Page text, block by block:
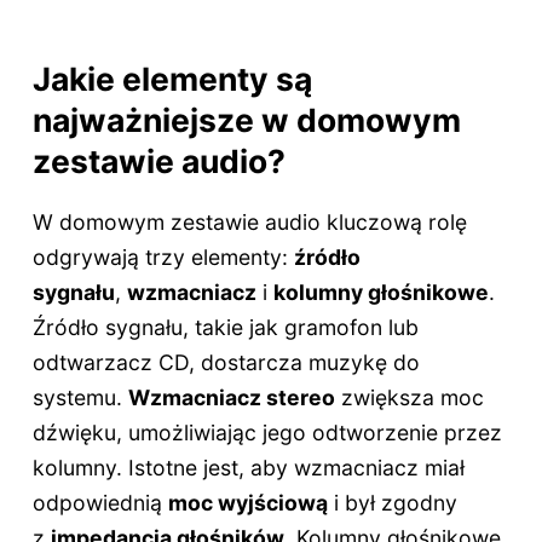
Jakie elementy są
najważniejsze w domowym
zestawie audio?
W domowym zestawie audio kluczową rolę
odgrywają trzy elementy: źródło
sygnału, wzmacniacz i kolumny głośnikowe.
Źródło sygnału, takie jak gramofon lub
odtwarzacz CD, dostarcza muzykę do
systemu. Wzmacniacz stereo zwiększa moc
dźwięku, umożliwiając jego odtworzenie przez
kolumny. Istotne jest, aby wzmacniacz miał
odpowiednią moc wyjściowąi był zgodny